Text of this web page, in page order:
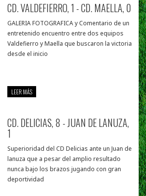
CD. VALDEFIERRO, 1 - CD. MAELLA, 0
GALERIA FOTOGRAFICA y Comentario de un
entretenido encuentro entre dos equipos
Valdefierro y Maella que buscaron la victoria
desde el inicio
LEER MÁS
CD. DELICIAS, 8 - JUAN DE LANUZA,
1
Superioridad del CD Delicias ante un Juan de
lanuza que a pesar del amplio resultado
nunca bajo los brazos jugando con gran
deportividad